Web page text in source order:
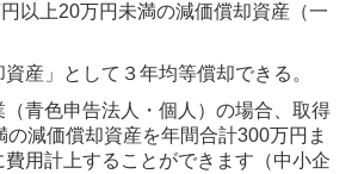
以上20万円未満の減価償却資産（一
」として３年均等償却できる。
青色申告法人・個人）の場合、取得
の減価償却資産を年間合計300万円ま
用計上することができます（中小企